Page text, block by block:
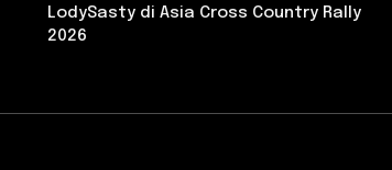
LodySasty di Asia Cross Country Rally
2026